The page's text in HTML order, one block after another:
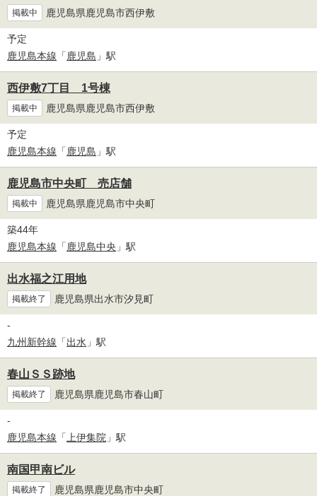
掲載中 鹿児島県鹿児島市西伊敷
予定
鹿児島本線 「鹿児島 」駅
西伊敷7丁目 1号棟
掲載中 鹿児島県鹿児島市西伊敷
予定
鹿児島本線 「鹿児島 」駅
鹿児島市中央町 売店舗
掲載中 鹿児島県鹿児島市中央町
築44年
鹿児島本線 「鹿児島中央 」駅
出水福之江用地
掲載終了 鹿児島県出水市汐見町
-
九州新幹線 「出水 」駅
春山ＳＳ跡地
掲載終了 鹿児島県鹿児島市春山町
-
鹿児島本線 「上伊集院 」駅
南国甲南ビル
掲載終了 鹿児島県鹿児島市中央町